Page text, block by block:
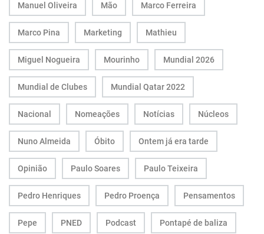
Manuel Oliveira Mão Marco Ferreira
Marco Pina Marketing Mathieu
Miguel Nogueira Mourinho Mundial 2026
Mundial de Clubes Mundial Qatar 2022
Nacional Nomeações Notícias Núcleos
Nuno Almeida Óbito Ontem já era tarde
Opinião Paulo Soares Paulo Teixeira
Pedro Henriques Pedro Proença Pensamentos
Pepe PNED Podcast Pontapé de baliza